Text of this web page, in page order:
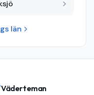
län
Väderteman